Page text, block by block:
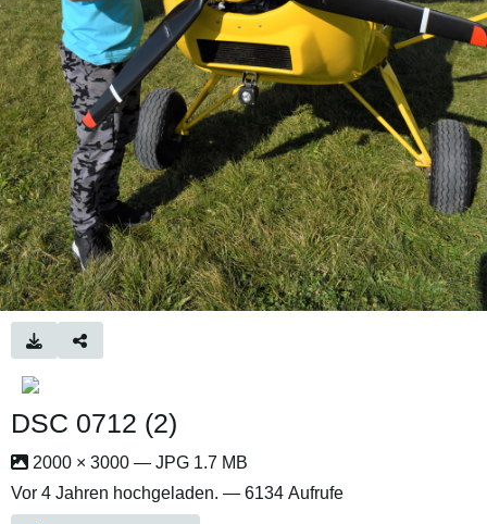
DSC 0712 (2)
2000 × 3000 — JPG 1.7 MB
Vor 4 Jahren hochgeladen. — 6134 Aufrufe